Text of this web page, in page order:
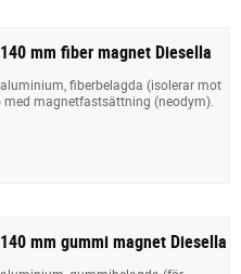
mm fiber magnet Diesella
fiberbelagda (isolerar mot
magnetfastsättning (neodym).
mm gummi magnet Diesella